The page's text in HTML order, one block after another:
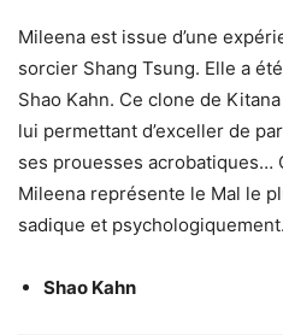
Mileena est issue d’une
sorcier Shang Tsung. Elle a
Shao Kahn. Ce clone de
lui permettant d’exceller de
ses prouesses acrobatiques…
Mileena représente le Mal le
sadique et
Shao Kahn